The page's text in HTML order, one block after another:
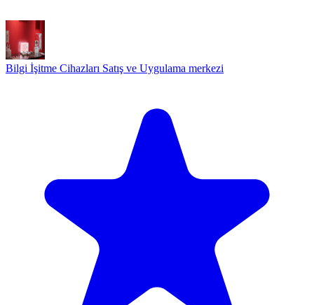
Bilgi İşitme Cihazları Satış ve Uygulama merkezi